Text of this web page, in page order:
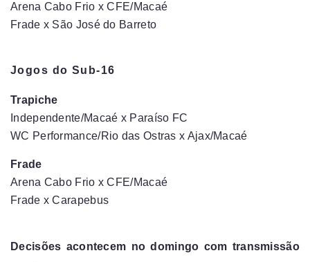
Arena Cabo Frio x CFE/Macaé
Frade x São José do Barreto
Jogos do Sub-16
Trapiche
Independente/Macaé x Paraíso FC
WC Performance/Rio das Ostras x Ajax/Macaé
Frade
Arena Cabo Frio x CFE/Macaé
Frade x Carapebus
Decisões acontecem no domingo com transmissão